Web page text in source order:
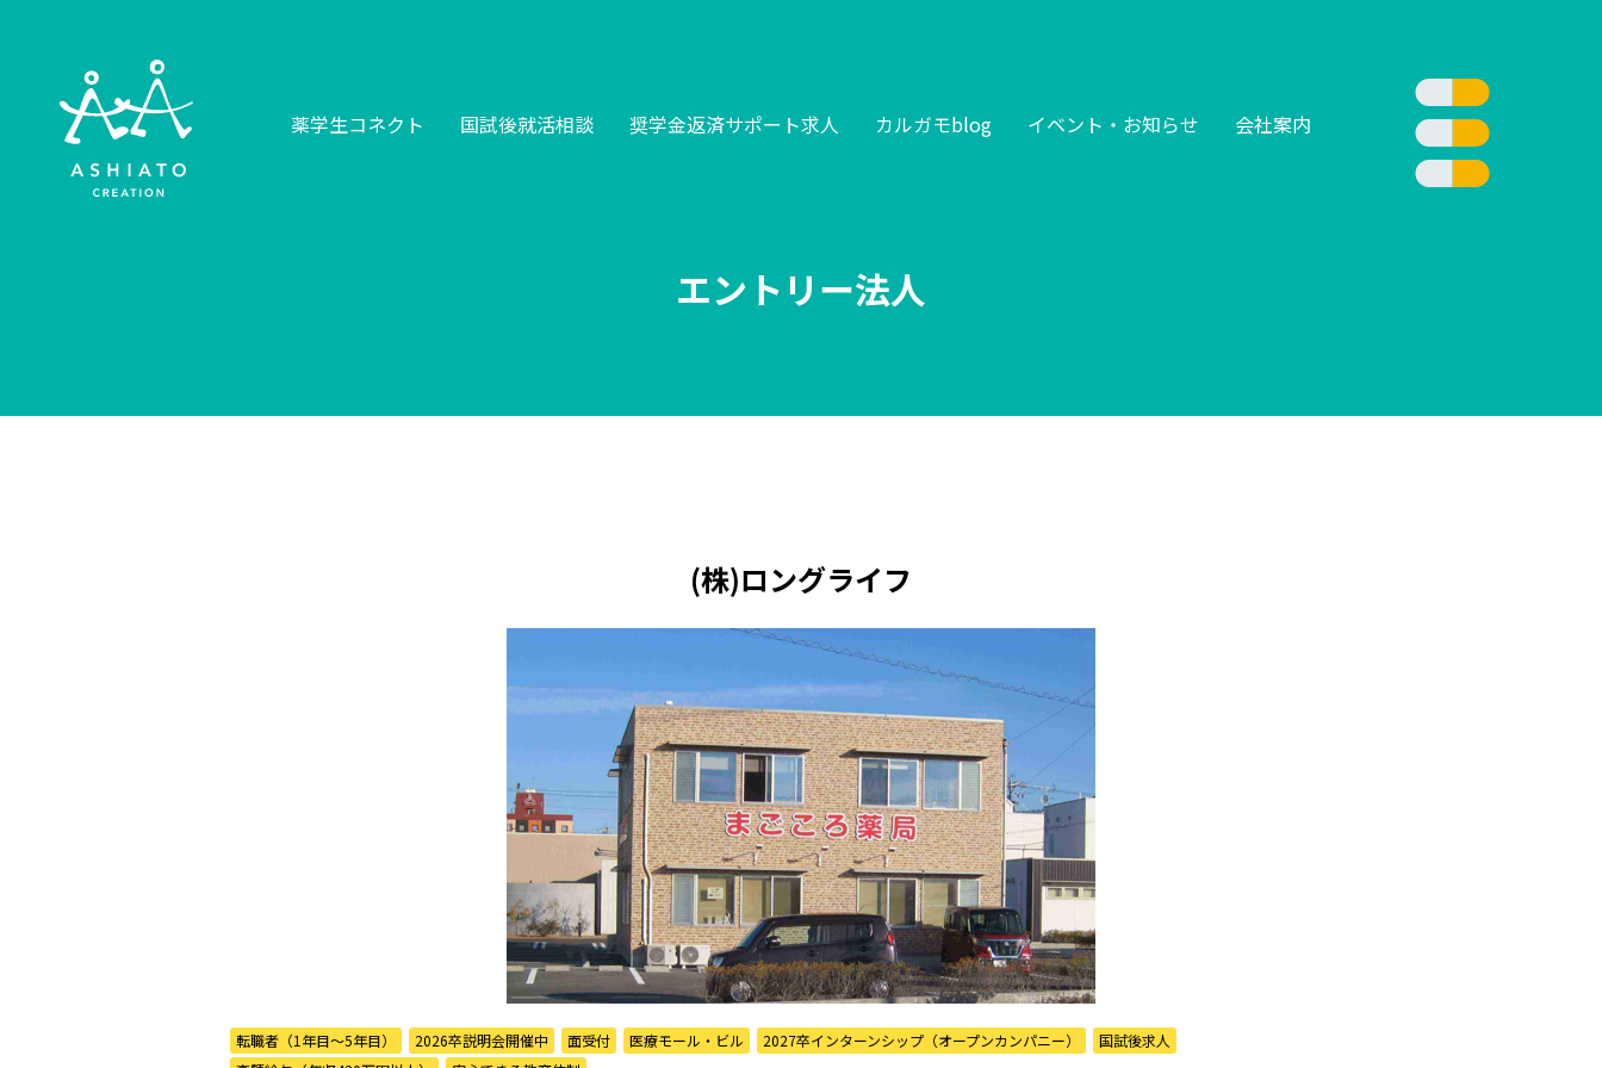
薬学生コネクト 国試後就活相談 奨学金返済サポート求人 カルガモblog イベント・お知らせ 会社案内
エントリー法人
(株)ロングライフ
転職者（1年目〜5年目） 2026卒説明会開催中 面受付 医療モール・ビル 2027卒インターンシップ（オープンカンパニー）
国試後求人